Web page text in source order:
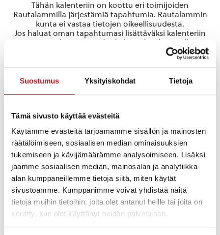
Suostumus Yksityiskohdat Tietoja
Tämä sivusto käyttää evästeitä
Käytämme evästeitä tarjoamamme sisällön ja mainosten
räätälöimiseen, sosiaalisen median ominaisuuksien
tukemiseen ja kävijämäärämme analysoimiseen. Lisäksi
jaamme sosiaalisen median, mainosalan ja analytiikka-
alan kumppaneillemme tietoja siitä, miten käytät
sivustoamme. Kumppanimme voivat yhdistää näitä
tietoja muihin tietoihin, joita olet antanut heille tai joita on
kerätty, kun olet käyttänyt heidän palvelujaan.
kuvataide
Tapahtumat kuvataide
Tapahtumat
NoticeEi tuloksia.
Etsi
aja
Näkymät
navigointi
Etsi
ShowLista
Tuleva
Valitse
päivä.
EdellisetTapahtumat Tänään
Seuraavat
Tähän kalenteriin on koottu eri toimijoiden
Rautalammilla järjestämiä tapahtumia. Rautalammin
kunta ei vastaa tietojen oikeellisuudesta.
Jos haluat oman tapahtumasi lisättäväksi kalenteriin
jätä tapahtuman tiedot linkin takaa löytyvällä